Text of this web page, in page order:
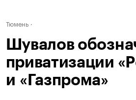
Тюмень
Шувалов
приватизации
и «Газпрома»